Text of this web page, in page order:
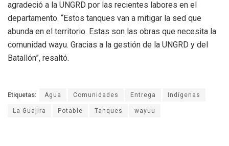
agradeció a la UNGRD por las recientes labores en el
departamento. “Estos tanques van a mitigar la sed que
abunda en el territorio. Estas son las obras que necesita la
comunidad wayu. Gracias a la gestión de la UNGRD y del
Batallón”, resaltó.
Etiquetas: Agua Comunidades Entrega
Indígenas
La Guajira
Potable Tanques wayuu